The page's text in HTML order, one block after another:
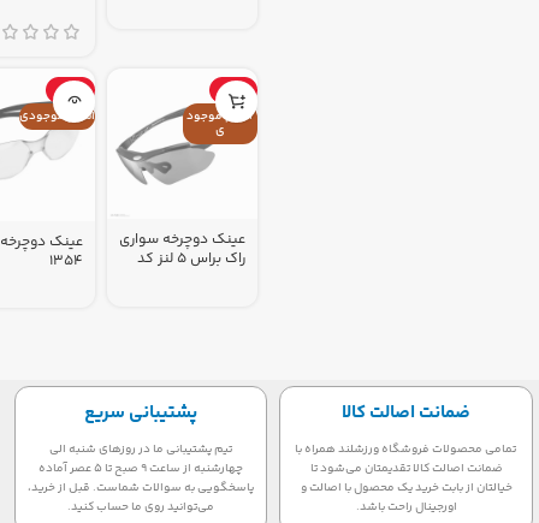
-3%
اتمام موجود
ی
عینک دوچرخه سواری
راک براس ۵ لنز کد
-12%
اتمام موجودی
عینک
1354
ضمانت اصالت کالا
تمامی محصولات فروشگاه ورزشلند همراه با
ضمانت اصالت کالا تقدیمتان می‌شود تا
خیالتان از بابت خرید یک محصول با اصالت و
اورجینال راحت باشد.
پشتیبانی سریع
تیم پشتیبانی ما در روزهای شنبه الی
چهارشنبه از ساعت 9 صبح تا 5 عصر آماده
پاسخگویی به سوالات شماست. قبل از خرید،
می‌توانید روی ما حساب کنید.